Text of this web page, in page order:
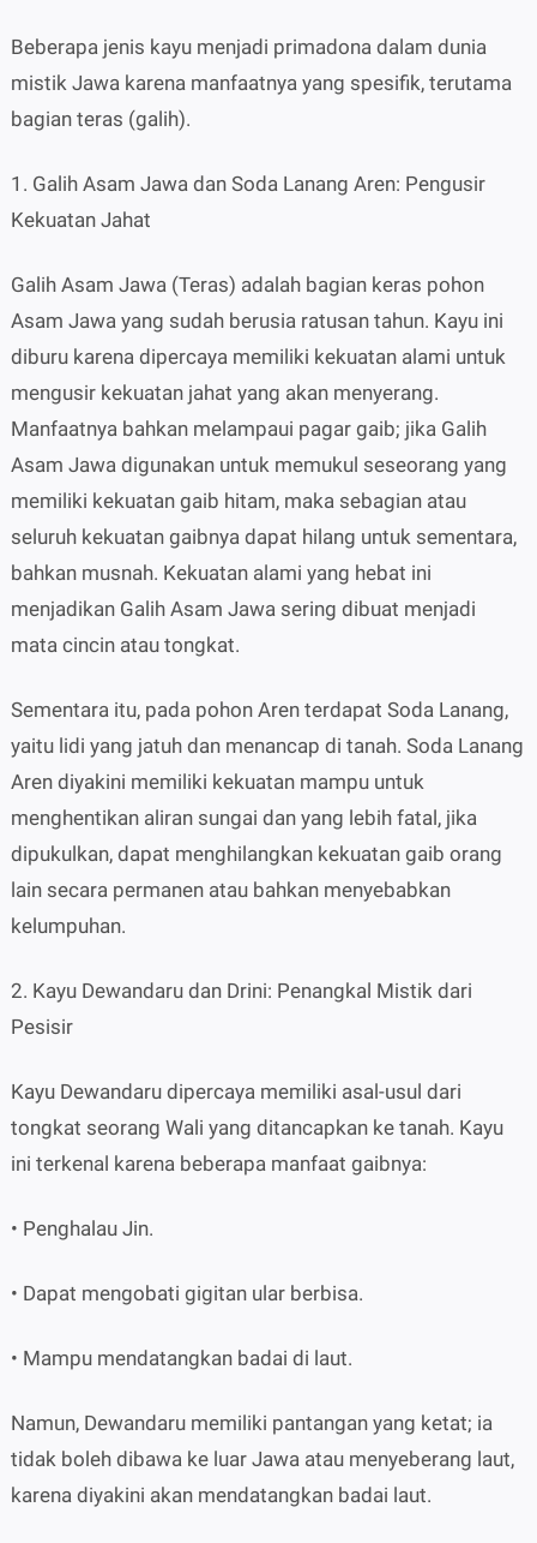
Beberapa jenis kayu menjadi primadona dalam dunia
mistik Jawa karena manfaatnya yang spesifik, terutama
bagian teras (galih).
1. Galih Asam Jawa dan Soda Lanang Aren: Pengusir
Kekuatan Jahat
Galih Asam Jawa (Teras) adalah bagian keras pohon
Asam Jawa yang sudah berusia ratusan tahun. Kayu ini
diburu karena dipercaya memiliki kekuatan alami untuk
mengusir kekuatan jahat yang akan menyerang.
Manfaatnya bahkan melampaui pagar gaib; jika Galih
Asam Jawa digunakan untuk memukul seseorang yang
memiliki kekuatan gaib hitam, maka sebagian atau
seluruh kekuatan gaibnya dapat hilang untuk sementara,
bahkan musnah. Kekuatan alami yang hebat ini
menjadikan Galih Asam Jawa sering dibuat menjadi
mata cincin atau tongkat.
Sementara itu, pada pohon Aren terdapat Soda Lanang,
yaitu lidi yang jatuh dan menancap di tanah. Soda Lanang
Aren diyakini memiliki kekuatan mampu untuk
menghentikan aliran sungai dan yang lebih fatal, jika
dipukulkan, dapat menghilangkan kekuatan gaib orang
lain secara permanen atau bahkan menyebabkan
kelumpuhan.
2. Kayu Dewandaru dan Drini: Penangkal Mistik dari
Pesisir
Kayu Dewandaru dipercaya memiliki asal-usul dari
tongkat seorang Wali yang ditancapkan ke tanah. Kayu
ini terkenal karena beberapa manfaat gaibnya:
• Penghalau Jin.
• Dapat mengobati gigitan ular berbisa.
• Mampu mendatangkan badai di laut.
Namun, Dewandaru memiliki pantangan yang ketat; ia
tidak boleh dibawa ke luar Jawa atau menyeberang laut,
karena diyakini akan mendatangkan badai laut.